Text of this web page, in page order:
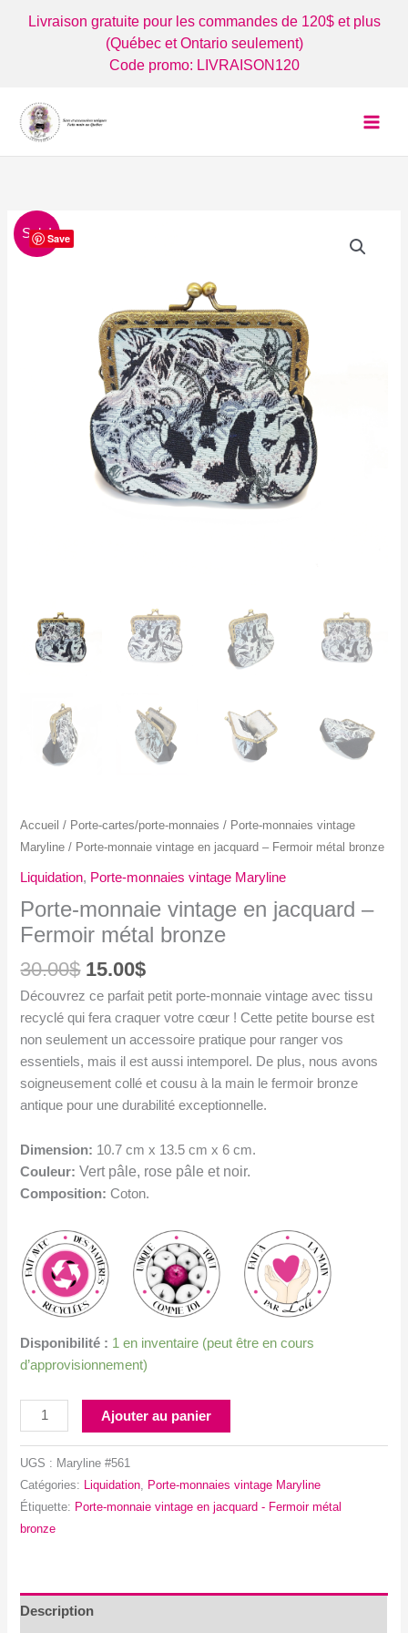
Livraison gratuite pour les commandes de 120$ et plus
(Québec et Ontario seulement)
Code promo: LIVRAISON120
Sale!Save
Accueil / Porte-cartes/porte-monnaies / Porte-monnaies vintage
Maryline / Porte-monnaie vintage en jacquard – Fermoir métal bronze
Liquidation, Porte-monnaies vintage Maryline
Porte-monnaie vintage en jacquard –
Fermoir métal bronze
30.00$ Le
prix
initial
était :
30.00$.
15.00$Le
prix
actuel
est :
15.00$.
Découvrez ce parfait petit porte-monnaie vintage avec tissu
recyclé qui fera craquer votre cœur ! Cette petite bourse est
non seulement un accessoire pratique pour ranger vos
essentiels, mais il est aussi intemporel. De plus, nous avons
soigneusement collé et cousu à la main le fermoir bronze
antique pour une durabilité exceptionnelle.
Dimension: 10.7 cm x 13.5 cm x 6 cm.
Couleur: Vert pâle, rose pâle et noir.
Composition: Coton.
Disponibilité : 1 en inventaire (peut être en cours
d’approvisionnement)
quantité
de
vintage
métal
Ajouter au panier
UGS : Maryline #561
Catégories:
Liquidation
Porte-monnaies vintage Maryline
Étiquette: Porte-monnaie vintage en jacquard - Fermoir métal
bronze
Description